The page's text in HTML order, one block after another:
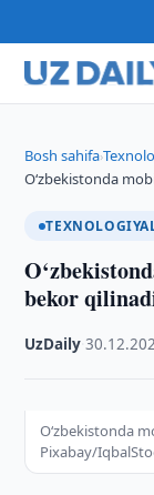
Bosh sahifa›
O‘zbekistonda
bekor
UzDaily ·
O‘zbekistonda
Pixabay/